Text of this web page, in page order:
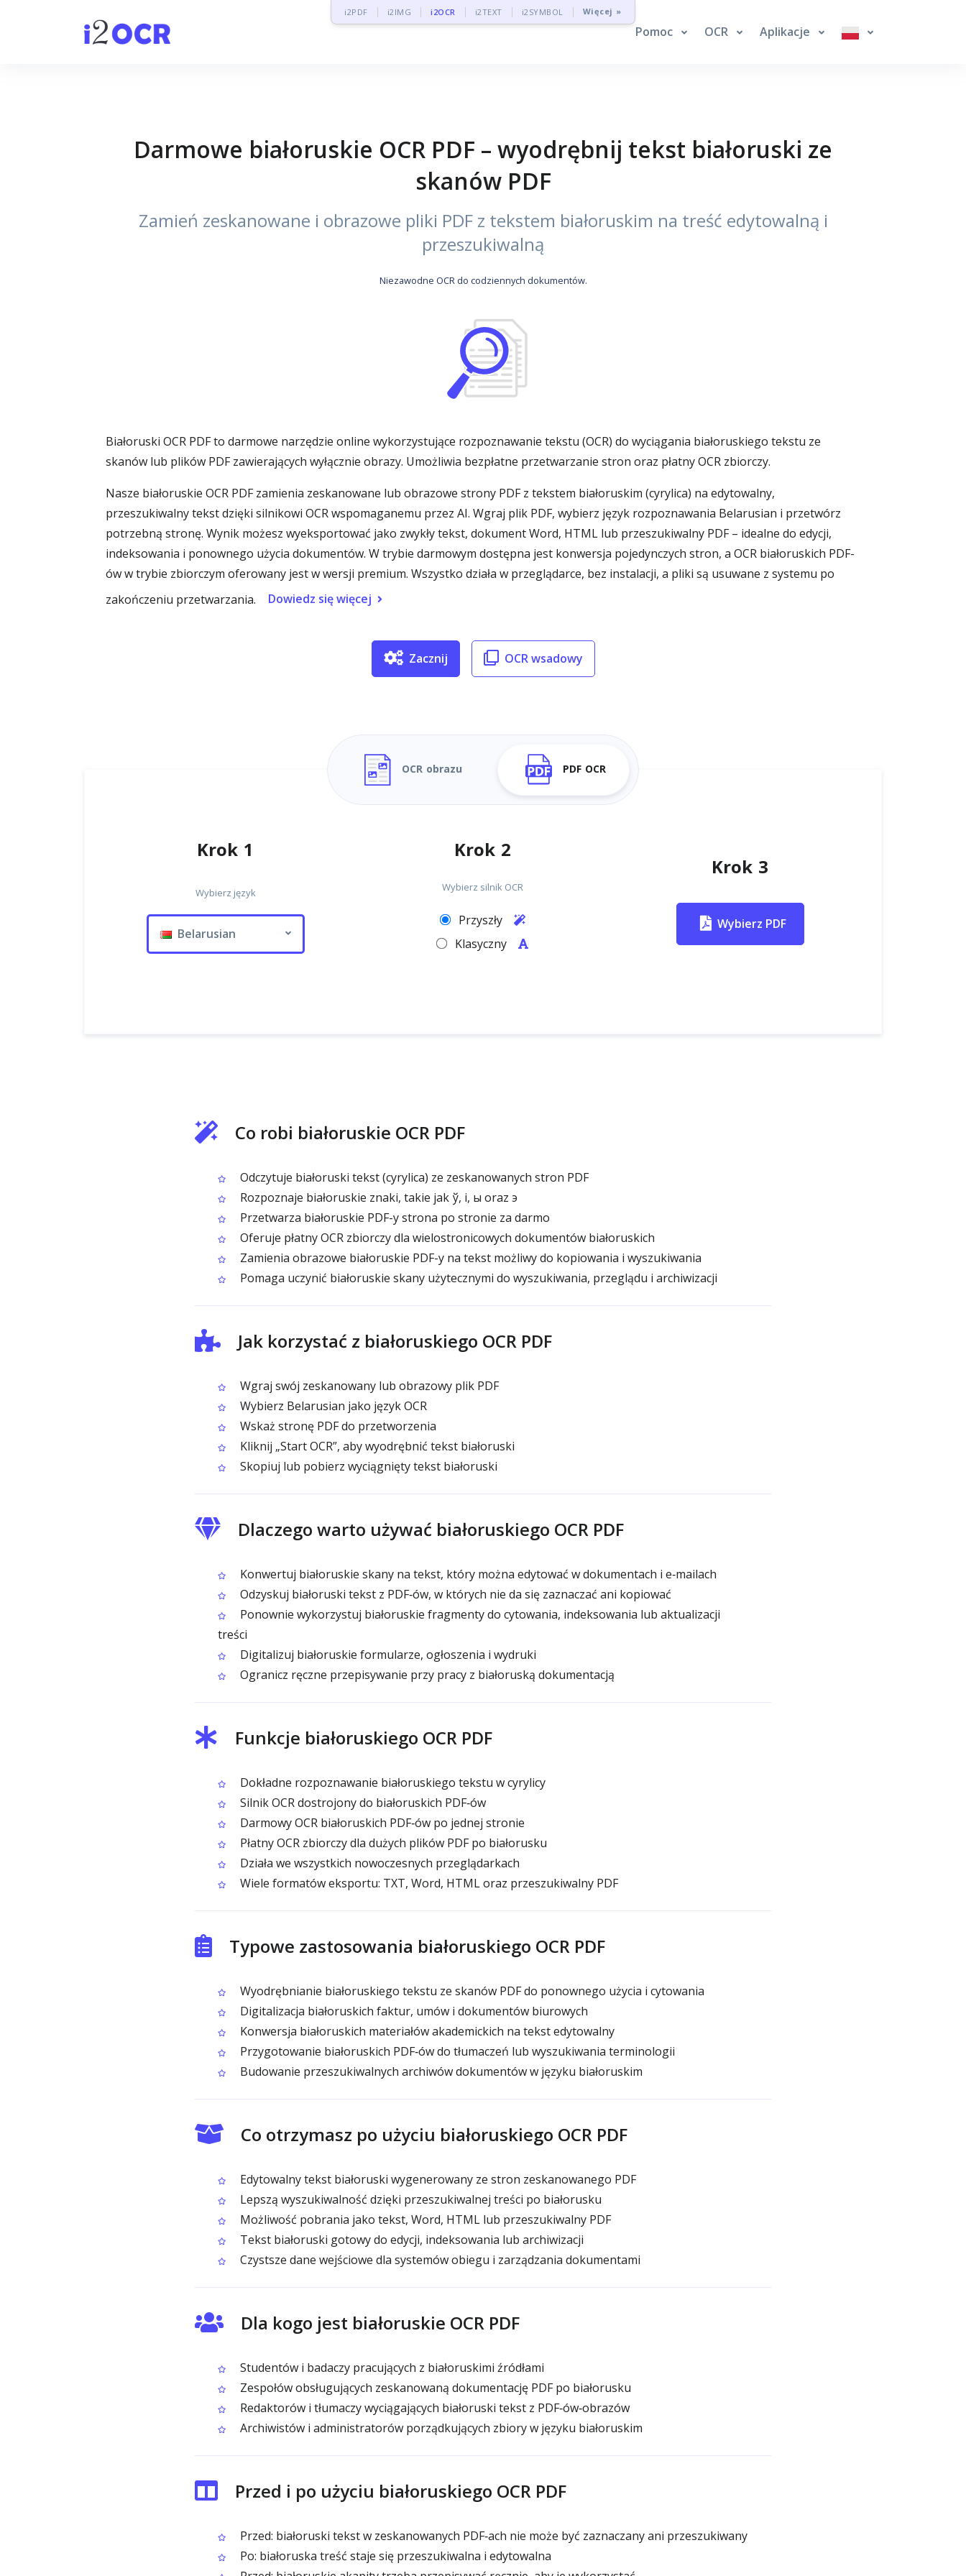
i2PDF i2IMG i2OCR i2TEXT i2SYMBOL Więcej »
Pomoc OCR Aplikacje
Darmowe białoruskie OCR PDF – wyodrębnij tekst białoruski ze
skanów PDF
Zamień zeskanowane i obrazowe pliki PDF z tekstem białoruskim na treść edytowalną i
przeszukiwalną
Niezawodne OCR do codziennych dokumentów.
Białoruski OCR PDF to darmowe narzędzie online wykorzystujące rozpoznawanie tekstu (OCR) do wyciągania białoruskiego tekstu ze
skanów lub plików PDF zawierających wyłącznie obrazy. Umożliwia bezpłatne przetwarzanie stron oraz płatny OCR zbiorczy.
Nasze białoruskie OCR PDF zamienia zeskanowane lub obrazowe strony PDF z tekstem białoruskim (cyrylica) na edytowalny,
przeszukiwalny tekst dzięki silnikowi OCR wspomaganemu przez AI. Wgraj plik PDF, wybierz język rozpoznawania Belarusian i przetwórz
potrzebną stronę. Wynik możesz wyeksportować jako zwykły tekst, dokument Word, HTML lub przeszukiwalny PDF – idealne do edycji,
indeksowania i ponownego użycia dokumentów. W trybie darmowym dostępna jest konwersja pojedynczych stron, a OCR białoruskich PDF-
ów w trybie zbiorczym oferowany jest w wersji premium. Wszystko działa w przeglądarce, bez instalacji, a pliki są usuwane z systemu po
zakończeniu przetwarzania.
Dowiedz się więcej
Zacznij OCR wsadowy
OCR obrazu PDF OCR
Krok 1
Wybierz język
Belarusian
Krok 2
Wybierz silnik OCR
Przyszły
Klasyczny
Krok 3
Wybierz PDF
Co robi białoruskie OCR PDF
Odczytuje białoruski tekst (cyrylica) ze zeskanowanych stron PDF
Rozpoznaje białoruskie znaki, takie jak ў, і, ы oraz э
Przetwarza białoruskie PDF-y strona po stronie za darmo
Oferuje płatny OCR zbiorczy dla wielostronicowych dokumentów białoruskich
Zamienia obrazowe białoruskie PDF-y na tekst możliwy do kopiowania i wyszukiwania
Pomaga uczynić białoruskie skany użytecznymi do wyszukiwania, przeglądu i archiwizacji
Jak korzystać z białoruskiego OCR PDF
Wgraj swój zeskanowany lub obrazowy plik PDF
Wybierz Belarusian jako język OCR
Wskaż stronę PDF do przetworzenia
Kliknij „Start OCR”, aby wyodrębnić tekst białoruski
Skopiuj lub pobierz wyciągnięty tekst białoruski
Dlaczego warto używać białoruskiego OCR PDF
Konwertuj białoruskie skany na tekst, który można edytować w dokumentach i e‑mailach
Odzyskuj białoruski tekst z PDF‑ów, w których nie da się zaznaczać ani kopiować
Ponownie wykorzystuj białoruskie fragmenty do cytowania, indeksowania lub aktualizacji
treści
Digitalizuj białoruskie formularze, ogłoszenia i wydruki
Ogranicz ręczne przepisywanie przy pracy z białoruską dokumentacją
Funkcje białoruskiego OCR PDF
Dokładne rozpoznawanie białoruskiego tekstu w cyrylicy
Silnik OCR dostrojony do białoruskich PDF‑ów
Darmowy OCR białoruskich PDF‑ów po jednej stronie
Płatny OCR zbiorczy dla dużych plików PDF po białorusku
Działa we wszystkich nowoczesnych przeglądarkach
Wiele formatów eksportu: TXT, Word, HTML oraz przeszukiwalny PDF
Typowe zastosowania białoruskiego OCR PDF
Wyodrębnianie białoruskiego tekstu ze skanów PDF do ponownego użycia i cytowania
Digitalizacja białoruskich faktur, umów i dokumentów biurowych
Konwersja białoruskich materiałów akademickich na tekst edytowalny
Przygotowanie białoruskich PDF‑ów do tłumaczeń lub wyszukiwania terminologii
Budowanie przeszukiwalnych archiwów dokumentów w języku białoruskim
Co otrzymasz po użyciu białoruskiego OCR PDF
Edytowalny tekst białoruski wygenerowany ze stron zeskanowanego PDF
Lepszą wyszukiwalność dzięki przeszukiwalnej treści po białorusku
Możliwość pobrania jako tekst, Word, HTML lub przeszukiwalny PDF
Tekst białoruski gotowy do edycji, indeksowania lub archiwizacji
Czystsze dane wejściowe dla systemów obiegu i zarządzania dokumentami
Dla kogo jest białoruskie OCR PDF
Studentów i badaczy pracujących z białoruskimi źródłami
Zespołów obsługujących zeskanowaną dokumentację PDF po białorusku
Redaktorów i tłumaczy wyciągających białoruski tekst z PDF‑ów‑obrazów
Archiwistów i administratorów porządkujących zbiory w języku białoruskim
Przed i po użyciu białoruskiego OCR PDF
Przed: białoruski tekst w zeskanowanych PDF‑ach nie może być zaznaczany ani przeszukiwany
Po: białoruska treść staje się przeszukiwalna i edytowalna